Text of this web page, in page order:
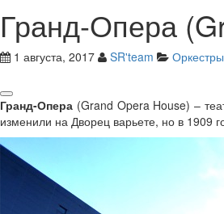
Гранд-Опера
1 августа, 2017 SR'team
Гранд-Опера (Grand Opera House) –
изменили на Дворец варьете, но в 1909